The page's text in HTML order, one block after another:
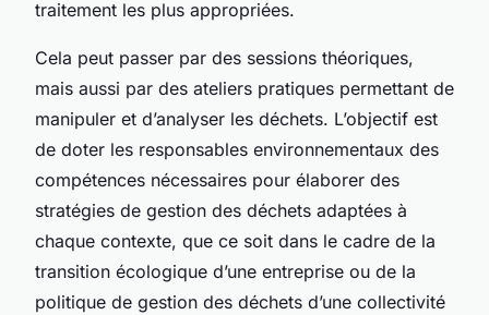
traitement les plus appropriées.
Cela peut passer par des sessions théoriques,
mais aussi par des ateliers pratiques permettant de
manipuler et d’analyser les déchets. L’objectif est
de doter les responsables environnementaux des
compétences nécessaires pour élaborer des
stratégies de gestion des déchets adaptées à
chaque contexte, que ce soit dans le cadre de la
transition écologique d’une entreprise ou de la
politique de gestion des déchets d’une collectivité